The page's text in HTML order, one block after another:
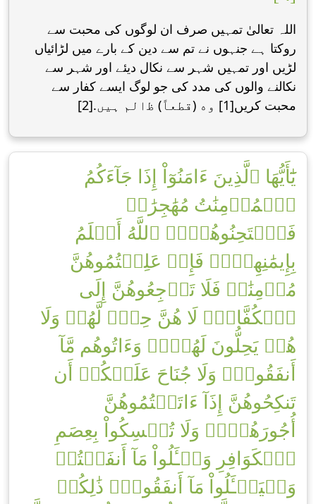
اللہ تعالیٰ تمہیں صرف ان لوگوں کی محبت سے
روکتا ہے جنہوں نے تم سے دین کے بارے میں لڑائیاں
لڑیں اور تمہیں شہر سے نکال دیئے اور شہر سے
نکالنے والوں کی مدد کی جو لوگ ایسے کفار سے
محبت کریں[1] وه (قطعاً) ﻇالم ہیں.[2]
يَٰٓأَيُّهَا ٱلَّذِينَ ءَامَنُوٓاْ إِذَا جَآءَكُمُ
ٱلۡمُؤۡمِنَٰتُ مُهَٰجِرَٰتٖ
فَٱمۡتَحِنُوهُنَّۖ ٱللَّهُ أَعۡلَمُ
بِإِيمَٰنِهِنَّۖ فَإِنۡ عَلِمۡتُمُوهُنَّ
مُؤۡمِنَٰتٖ فَلَا تَرۡجِعُوهُنَّ إِلَى
ٱلۡكُفَّارِۖ لَا هُنَّ حِلّٞ لَّهُمۡ وَلَا
هُمۡ يَحِلُّونَ لَهُنَّۖ وَءَاتُوهُم مَّآ
أَنفَقُواْۚ وَلَا جُنَاحَ عَلَيۡكُمۡ أَن
تَنكِحُوهُنَّ إِذَآ ءَاتَيۡتُمُوهُنَّ
أُجُورَهُنَّۚ وَلَا تُمۡسِكُواْ بِعِصَمِ
ٱلۡكَوَافِرِ وَسۡـَٔلُواْ مَآ أَنفَقۡتُمۡ
وَلۡيَسۡـَٔلُواْ مَآ أَنفَقُواْۚ ذَٰلِكُمۡ